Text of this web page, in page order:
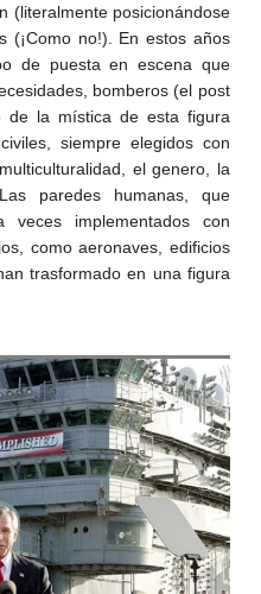
(literalmente posicionándose
(¡Como no!). En estos años
de puesta en escena que
bomberos (el post
de la mística de esta figura
siempre elegidos con
el genero, la
paredes humanas, que
veces implementados con
como aeronaves, edificios
trasformado en una figura